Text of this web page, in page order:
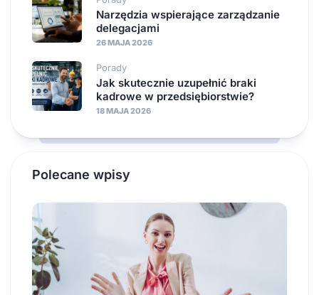
Narzędzia wspierające zarządzanie
delegacjami
26 MAJA 2026
Porady
Jak skutecznie uzupełnić braki
kadrowe w przedsiębiorstwie?
18 MAJA 2026
Polecane wpisy